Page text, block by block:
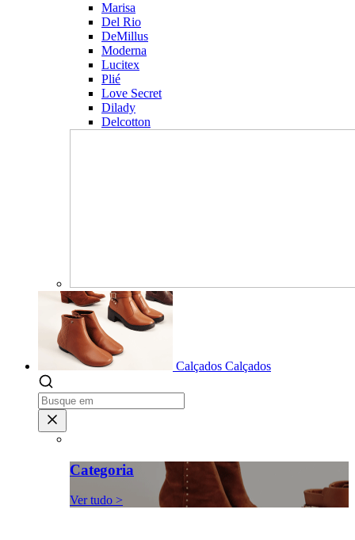
Marisa
Del Rio
DeMillus
Moderna
Lucitex
Plié
Love Secret
Dilady
Delcotton
Calçados Calçados
Categoria
Ver tudo >